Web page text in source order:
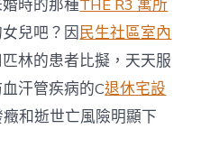
JIUYI
俱
意
診
所
設
計
時的那種THE R3 寓所
兒吧？因民生社區室內
林的患者比擬，天天服
汗管疾病的C退休宅設
和逝世亡風險明顯下